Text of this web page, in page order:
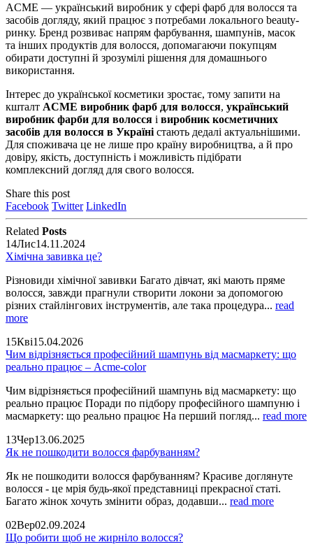
ACME — український виробник у сфері фарб для волосся та
засобів догляду, який працює з потребами локального beauty-
ринку. Бренд розвиває напрям фарбування, шампунів, масок
та інших продуктів для волосся, допомагаючи покупцям
обирати доступні й зрозумілі рішення для домашнього
використання.
Інтерес до української косметики зростає, тому запити на
кшталт ACME виробник фарб для волосся, український
виробник фарби для волосся і виробник косметичних
засобів для волосся в Україні стають дедалі актуальнішими.
Для споживача це не лише про країну виробництва, а й про
довіру, якість, доступність і можливість підібрати
комплексний догляд для свого волосся.
Share this post
Facebook Twitter LinkedIn
Related Posts
14Лис14.11.2024
Хімічна завивка це?
Різновиди хімічної завивки Багато дівчат, які мають пряме
волосся, завжди прагнули створити локони за допомогою
різних стайлінгових інструментів, але така процедура... read
more
15Кві15.04.2026
Чим відрізняється професійний шампунь від масмаркету: що
реально працює – Acme-color
Чим відрізняється професійний шампунь від масмаркету: що
реально працює Поради по підбору професійного шампуню і
масмаркету: що реально працює На перший погляд... read more
13Чер13.06.2025
Як не пошкодити волосся фарбуванням?
Як не пошкодити волосся фарбуванням? Красиве доглянуте
волосся - це мрія будь-якої представниці прекрасної статі.
Багато жінок хочуть змінити образ, додавши... read more
02Вер02.09.2024
Що робити щоб не жирніло волосся?